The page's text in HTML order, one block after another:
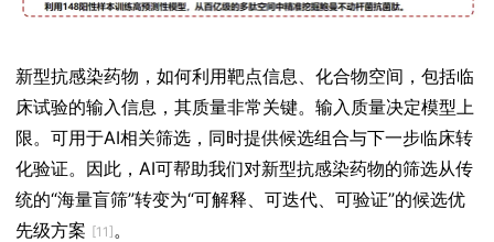
新型抗感染药物，如何利用靶点信息、化合物空间，包括临
床试验的输入信息，其质量非常关键。输入质量决定模型上
限。可用于AI相关筛选，同时提供候选组合与下一步临床转
化验证。因此，AI可帮助我们对新型抗感染药物的筛选从传
统的“海量盲筛”转变为“可解释、可迭代、可验证”的候选优
先级方案 [11] 。